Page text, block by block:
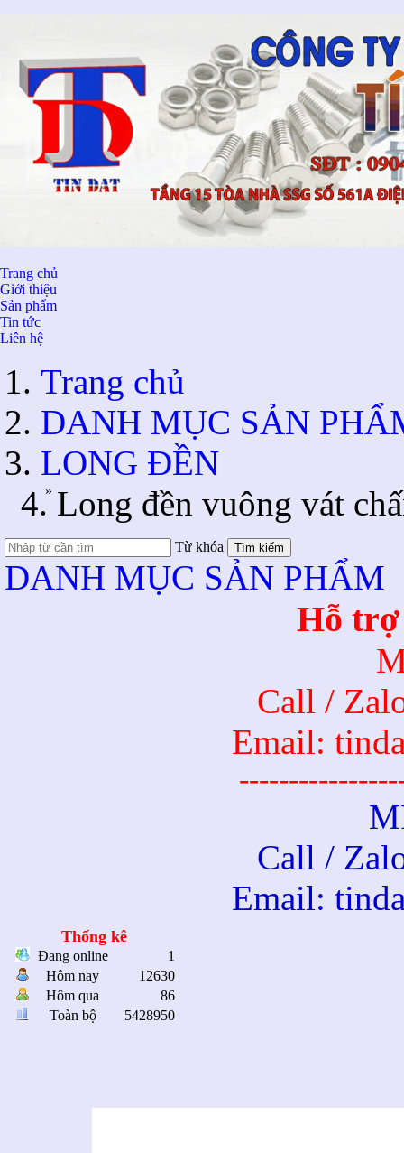
Trang chủ
Giới thiệu
Sản phẩm
Tin tức
Liên hệ
Trang chủ
DANH MỤC SẢN
LONG ĐỀN
» Long đền vuông vát
Từ khóa Tìm kiếm
DANH MỤC SẢN PHẨM
Hỗ trợ
Call /
Email:
Call /
Email:
Thống kê
Đang online
1
Hôm nay
12630
Hôm qua
86
Toàn bộ
5428950